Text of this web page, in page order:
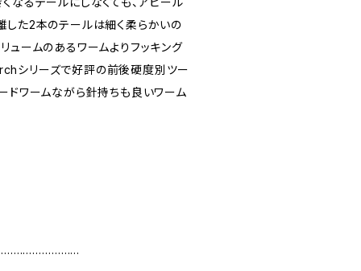
した2本のテールは細く柔らかいの
ュームのあるワームよりフッキング
シリーズで好評の前後硬度別ツー
ドワームながら針持ちも良いワーム